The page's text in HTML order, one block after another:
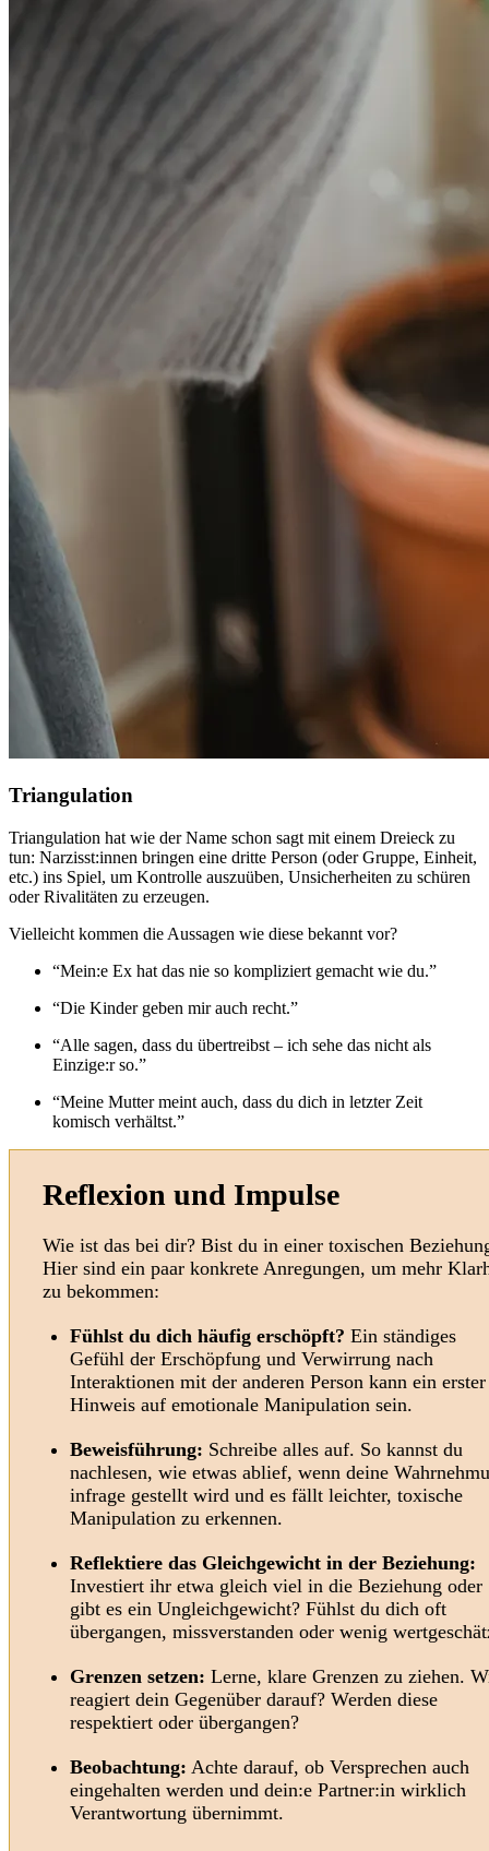
Triangulation
Triangulation hat wie der Name schon sagt mit einem Dreieck zu
tun: Narzisst:innen bringen eine dritte Person (oder Gruppe, Einheit,
etc.) ins Spiel, um Kontrolle auszuüben, Unsicherheiten zu schüren
oder Rivalitäten zu erzeugen.
Vielleicht kommen die Aussagen wie diese bekannt vor?
“Mein:e Ex hat das nie so kompliziert gemacht wie du.”
“Die Kinder geben mir auch recht.”
“Alle sagen, dass du übertreibst – ich sehe das nicht als
Einzige:r so.”
“Meine Mutter meint auch, dass du dich in letzter Zeit
komisch verhältst.”
Reflexion und Impulse
Wie ist das bei dir? Bist du in einer toxischen
Hier sind ein paar konkrete Anregungen, um mehr
zu bekommen:
Fühlst du dich häufig erschöpft? Ein ständiges
Gefühl der Erschöpfung und Verwirrung nach
Interaktionen mit der anderen Person kann ein erster
Hinweis auf emotionale Manipulation sein.
Beweisführung: Schreibe alles auf. So kannst du
nachlesen, wie etwas ablief, wenn deine
infrage gestellt wird und es fällt leichter, toxische
Manipulation zu erkennen.
Reflektiere das Gleichgewicht in der Beziehung:
Investiert ihr etwa gleich viel in die Beziehung oder
gibt es ein Ungleichgewicht? Fühlst du dich oft
übergangen, missverstanden oder wenig
Grenzen setzen: Lerne, klare Grenzen zu ziehen.
reagiert dein Gegenüber darauf? Werden diese
respektiert oder übergangen?
Beobachtung: Achte darauf, ob Versprechen auch
eingehalten werden und dein:e Partner:in wirklich
Verantwortung übernimmt.